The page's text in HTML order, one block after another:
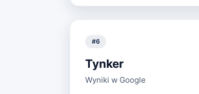
#6
Tynker
Wyniki w Google